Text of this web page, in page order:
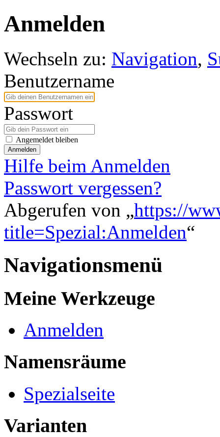
Anmelden
Wechseln zu: Navigation,
Benutzername
Passwort
Angemeldet bleiben
Anmelden
Hilfe beim Anmelden
Passwort vergessen?
Abgerufen von „https://
title=Spezial:Anmelden“
Navigationsmenü
Meine Werkzeuge
Anmelden
Namensräume
Spezialseite
Varianten